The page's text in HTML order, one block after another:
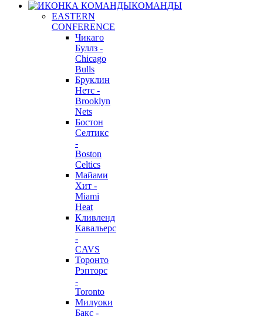
КОМАНДЫ
EASTERN
CONFERENCE
Чикаго
Буллз -
Chicago
Bulls
Бруклин
Нетс -
Brooklyn
Nets
Бостон
Селтикс
-
Boston
Celtics
Майами
Хит -
Miami
Heat
Кливленд
Кавальерс
-
CAVS
Торонто
Рэпторс
-
Toronto
Милуоки
Бакс -